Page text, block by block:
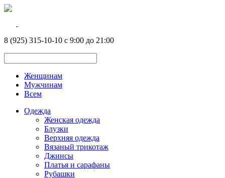
8 (925) 315-10-10 с 9:00 до 21:00
Женщинам
Мужчинам
Всем
Одежда
Женская одежда
Блузки
Верхняя одежда
Вязаный трикотаж
Джинсы
Платья и сарафаны
Рубашки